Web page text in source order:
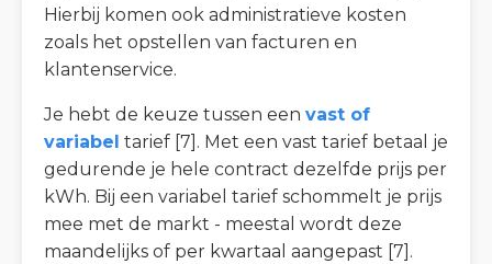
Hierbij komen ook administratieve kosten
zoals het opstellen van facturen en
klantenservice.
Je hebt de keuze tussen een vast of
variabel tarief [7]. Met een vast tarief betaal je
gedurende je hele contract dezelfde prijs per
kWh. Bij een variabel tarief schommelt je prijs
mee met de markt - meestal wordt deze
maandelijks of per kwartaal aangepast [7].